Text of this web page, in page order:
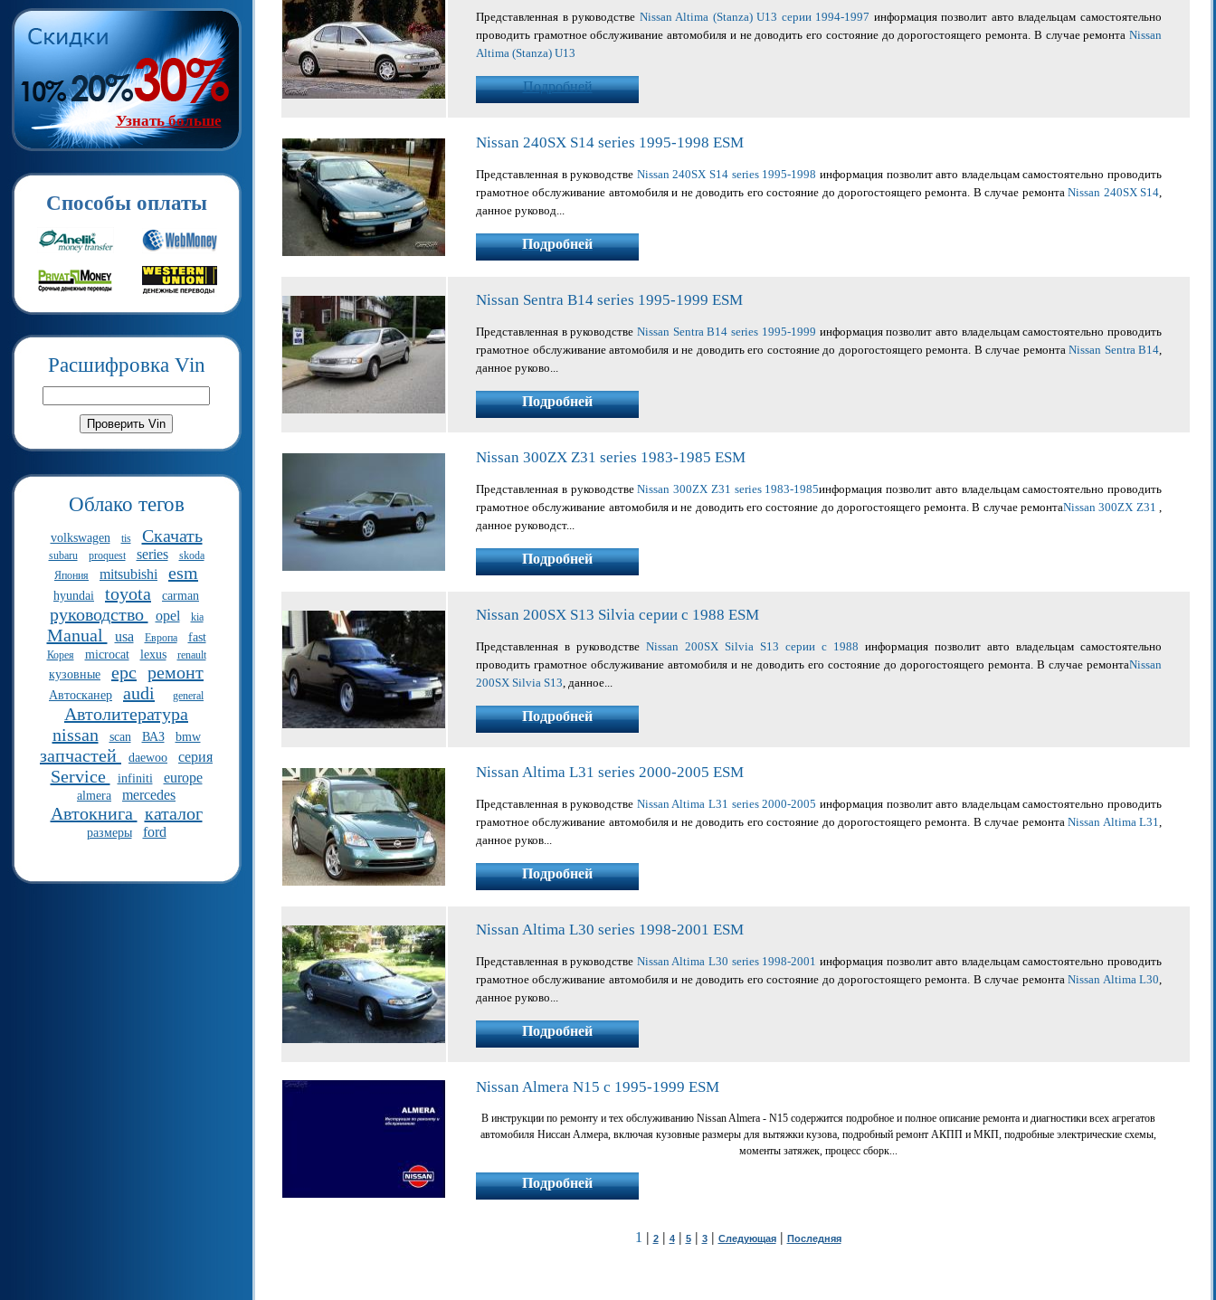
Узнать больше
Способы оплаты
Расшифровка Vin
Облако тегов
volkswagen tis Скачать
subaru proquest series
skoda
Япония
mitsubishi esm
hyundai toyota carman
руководство opel kia
Manual usa Европа fast
Корея microcat lexus renault
кузовные epc ремонт
Автосканер audi general
Автолитература
nissan
scan ВАЗ bmw
запчастей daewoo серия
Service infiniti europe
almera mercedes
Автокнига каталог
размеры ford
Представленная в руководстве Nissan Altima (Stanza) U13 серии 1994-1997 информация позволит авто владельцам самостоятельно
проводить грамотное обслуживание автомобиля и не доводить его состояние до дорогостоящего ремонта. В случае ремонта Nissan
Altima (Stanza) U13
Подробней
Nissan 240SX S14 series 1995-1998 ESM
Представленная в руководстве Nissan 240SX S14 series 1995-1998 информация позволит авто владельцам самостоятельно проводить
грамотное обслуживание автомобиля и не доводить его состояние до дорогостоящего ремонта. В случае ремонтаNissan 240SX S14,
данное руковод...
Подробней
Nissan Sentra B14 series 1995-1999 ESM
Представленная в руководствеNissan Sentra B14 series 1995-1999 информация позволит авто владельцам самостоятельно проводить
грамотное обслуживание автомобиля и не доводить его состояние до дорогостоящего ремонта. В случае ремонта Nissan Sentra B14,
данное руково...
Подробней
Nissan 300ZX Z31 series 1983-1985 ESM
Представленная в руководствеNissan 300ZX Z31 series 1983-1985информация позволит авто владельцам самостоятельно проводить
грамотное обслуживание автомобиля и не доводить его состояние до дорогостоящего ремонта. В случае ремонтаNissan 300ZX Z31 ,
данное руководст...
Подробней
Nissan 200SX S13 Silvia серии c 1988 ESM
Представленная в руководстве Nissan 200SX Silvia S13 серии c 1988 информация позволит авто владельцам самостоятельно
проводить грамотное обслуживание автомобиля и не доводить его состояние до дорогостоящего ремонта. В случае ремонтаNissan
200SX Silvia S13, данное...
Подробней
Nissan Altima L31 series 2000-2005 ESM
Представленная в руководстве Nissan Altima L31 series 2000-2005 информация позволит авто владельцам самостоятельно проводить
грамотное обслуживание автомобиля и не доводить его состояние до дорогостоящего ремонта. В случае ремонтаNissan Altima L31,
данное руков...
Подробней
Nissan Altima L30 series 1998-2001 ESM
Представленная в руководстве Nissan Altima L30 series 1998-2001 информация позволит авто владельцам самостоятельно проводить
грамотное обслуживание автомобиля и не доводить его состояние до дорогостоящего ремонта. В случае ремонтаNissan Altima L30,
данное руково...
Подробней
Nissan Almera N15 с 1995-1999 ESM
В инструкции по ремонту и тех обслуживанию Nissan Almera - N15 содержится подробное и полное описание ремонта и диагностики всех агрегатов
автомобиля Ниссан Алмера, включая кузовные размеры для вытяжки кузова, подробный ремонт АКПП и МКП, подробные электрические схемы,
моменты затяжек, процесс сборк...
Подробней
1 | 2| 4| 5| 3| Следующая| Последняя